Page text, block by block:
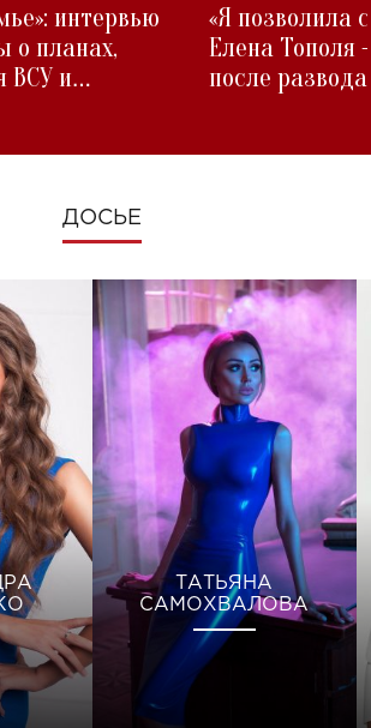
интервью
о планах,
ВСУ и
«Я позволила
Елена Тополя
после развода
ДОСЬЕ
ТАТЬЯНА
САМОХВАЛОВА